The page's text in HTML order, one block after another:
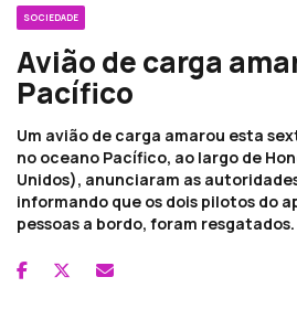
SOCIEDADE
Avião de carga
Pacífico
Um avião de carga amarou esta
no oceano Pacífico, ao largo de
Unidos), anunciaram as
informando que os dois pilotos do
pessoas a bordo, foram resgatados.